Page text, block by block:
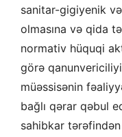
sanitar-gigiyenik
olmasına və qida
normativ hüquqi
görə
müəssisənin
bağlı qərar qəbul
sahibkar